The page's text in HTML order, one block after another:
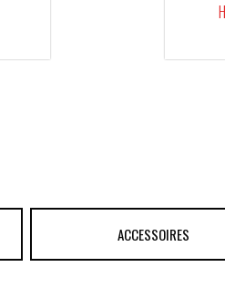
ACCESSOIRES